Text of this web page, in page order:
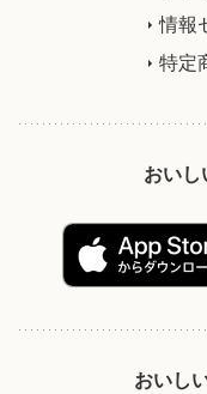
情報
特定
おいし
おいし